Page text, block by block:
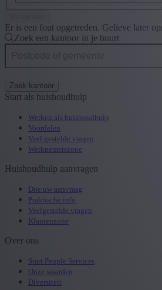
Er is een fout opgetreden. Gelieve later
Zoek een kantoor in je buurt
Zoek kantoor
Start als huishoudhulp
Werken als huishoudhulp
Voordelen
Veel gestelde vragen
Werknemerszone
Huishoudhulp aanvragen
Doe uw aanvraag
Praktische info
Veelgestelde vragen
Klantenzone
Over ons
Start People Services
Onze waarden
Diversiteit